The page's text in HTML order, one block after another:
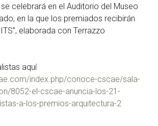
celebrará en el Auditorio del Museo
en la que los premiados recibirán
elaborada con Terrazzo
aquí
index.php/conoce-cscae/sala-
8052-el-cscae-anuncia-los-21-
a-los-premios-arquitectura-2